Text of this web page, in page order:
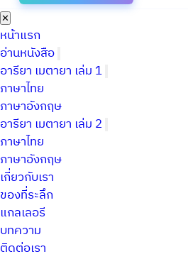
✕
หน้าแรก
อ่านหนังสือ
อารียา เมตายา เล่ม 1
ภาษาไทย
ภาษาอังกฤษ
อารียา เมตายา เล่ม 2
ภาษาไทย
ภาษาอังกฤษ
เกี่ยวกับเรา
ของที่ระลึก
แกลเลอรี
บทความ
ติดต่อเรา